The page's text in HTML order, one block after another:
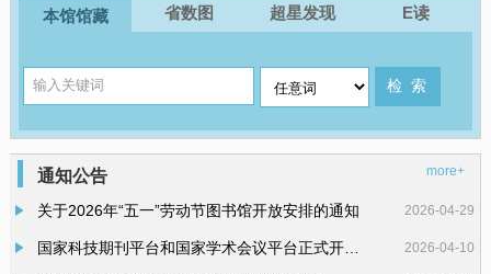
本馆馆藏 省数图 超星发现 E读
通知公告 more+
关于2026年“五一”劳动节图书馆开放安排的通知 2026-04-29
2026-04-10